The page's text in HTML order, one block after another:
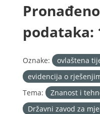
podataka:
Oznake:
ovlaštena
evidencija o
Tema:
Znanost i
Državni zavod za